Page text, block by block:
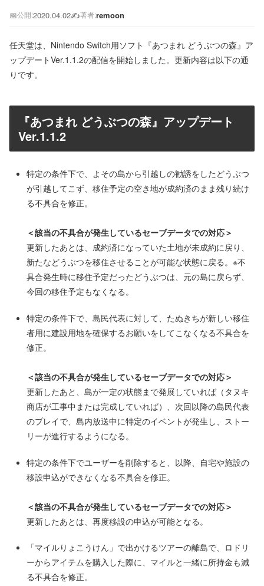
📅公開:2020.04.02✍️著者:remoon
任天堂は、Nintendo Switch用ソフト『あつまれ どうぶつの森』ア
ップデートVer.1.1.2の配信を開始しました。更新内容は以下の通
りです。
『あつまれ どうぶつの森』アップデート
Ver.1.1.2
特定の条件下で、よその島から引越しの勧誘をしたどうぶつ
が引越してこず、移住予定の空き地が成約済のまま残り続け
る不具合を修正。
＜該当の不具合が発生しているセーブデータでの対応＞
更新したあとは、成約済になっていた土地が未成約に戻り、
新たなどうぶつを移住させることが可能な状態に戻る。※不
具合発生時に移住予定だったどうぶつは、元の島に戻らず、
今回の移住予定もなくなる。
特定の条件下で、島民代表に対して、たぬきちが新しい移住
者用に建設用地を確保するお願いをしてこなくなる不具合を
修正。
＜該当の不具合が発生しているセーブデータでの対応＞
更新したあと、島が一定の状態まで発展していれば（タヌキ
商店が工事中または完成していれば）、次回以降の島民代表
のプレイで、島内放送中に特定のイベントが発生し、ストー
リーが進行するようになる。
特定の条件下でユーザーを削除すると、以降、自宅や施設の
移設申込ができなくなる不具合を修正。
＜該当の不具合が発生しているセーブデータでの対応＞
更新したあとは、再度移設の申込が可能となる。
「マイルりょこうけん」で出かけるツアーの離島で、ロドリ
ーからアイテムを購入した際に、マイルと一緒に所持金も減
る不具合を修正。